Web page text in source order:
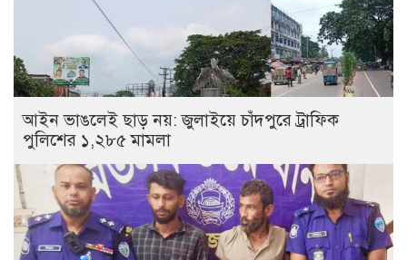
আইন ভাঙলেই ছাড় নয়: জুলাইয়ে চাঁদপুরে ট্রাফিক
পুলিশের ১,২৮৫ মামলা